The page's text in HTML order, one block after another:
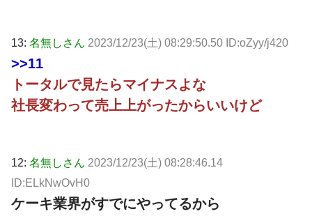
13: 名無しさん 2023/12/23(土) 08:29:50.50 ID:oZyy/j420
>>11
トータルで見たらマイナスよな
社長変わって売上上がったからいいけど
12: 名無しさん 2023/12/23(土) 08:28:46.14
ID:ELkNwOvH0
ケーキ業界がすでにやってるから